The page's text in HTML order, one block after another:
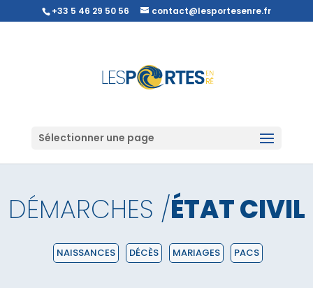
+33 5 46 29 50 56 contact@lesportesenre.fr
Sélectionner une page
DÉMARCHES /ÉTAT CIVIL
NAISSANCES DÉCÈS MARIAGES PACS